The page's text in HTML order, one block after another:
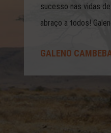
sucesso nas vidas
abraço a todos!
GALENO